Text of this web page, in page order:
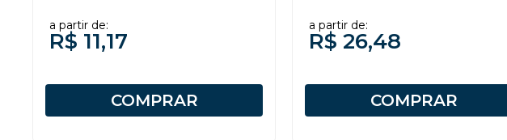
a partir de:
R$ 11,17
COMPRAR
a partir de:
R$ 26,48
COMPRAR